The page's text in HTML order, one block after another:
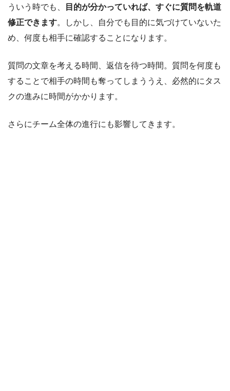
ういう時でも、
目的が分かっていれば、すぐに質問を軌道
修正できます。しかし、自分でも目的に気づけていないた
め、何度も相手に確認することになります。
質問の文章を考える時間、返信を待つ時間。質問を何度も
することで相手の時間も奪ってしまううえ、必然的にタス
クの進みに時間がかかります。
さらにチーム全体の進行にも影響してきます。